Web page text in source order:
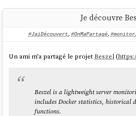
Je découvre
#JaiDécouvert, #OnMaPartagé,
Un ami m'a partagé le projetBeszel(
Beszel is a lightweight server
includes Docker statistics, historical
functions.